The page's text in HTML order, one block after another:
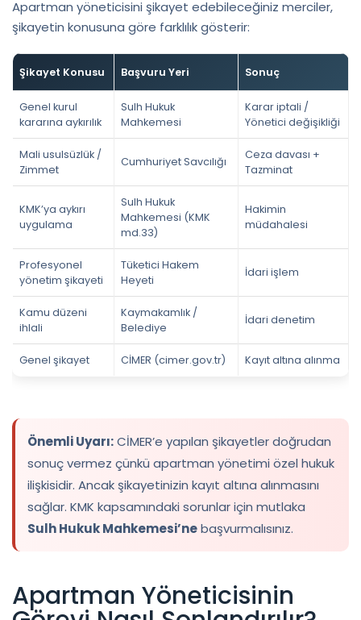
Apartman yöneticisini şikayet edebileceğiniz merciler,
şikayetin konusuna göre farklılık gösterir:
Şikayet Konusu Başvuru Yeri Sonuç
Genel kurul
kararına aykırılık
Sulh Hukuk
Mahkemesi
Karar iptali /
Yönetici değişikliği
Mali usulsüzlük /
Zimmet
Cumhuriyet Savcılığı
Ceza davası +
Tazminat
KMK’ya aykırı
uygulama
Sulh Hukuk
Mahkemesi (KMK
md.33)
Hakimin
müdahalesi
Profesyonel
yönetim şikayeti
Tüketici Hakem
Heyeti
İdari işlem
Kamu düzeni
ihlali
Kaymakamlık /
Belediye
İdari denetim
Genel şikayet CİMER (cimer.gov.tr) Kayıt altına alınma
Önemli Uyarı:CİMER’e yapılan şikayetler doğrudan
sonuç vermez çünkü apartman yönetimi özel hukuk
ilişkisidir. Ancak şikayetinizin kayıt altına alınmasını
sağlar. KMK kapsamındaki sorunlar için mutlaka
Sulh Hukuk Mahkemesi’nebaşvurmalısınız.
Apartman Yöneticisinin